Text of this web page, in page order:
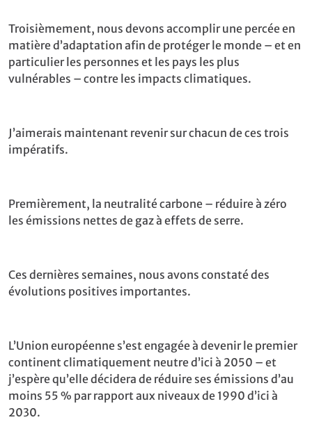
Troisièmement, nous devons accomplir une percée en
matière d’adaptation afin de protéger le monde – et en
particulier les personnes et les pays les plus
vulnérables – contre les impacts climatiques.
J’aimerais maintenant revenir sur chacun de ces trois
impératifs.
Premièrement, la neutralité carbone – réduire à zéro
les émissions nettes de gaz à effets de serre.
Ces dernières semaines, nous avons constaté des
évolutions positives importantes.
L’Union européenne s’est engagée à devenir le premier
continent climatiquement neutre d’ici à 2050 – et
j’espère qu’elle décidera de réduire ses émissions d’au
moins 55 % par rapport aux niveaux de 1990 d’ici à
2030.